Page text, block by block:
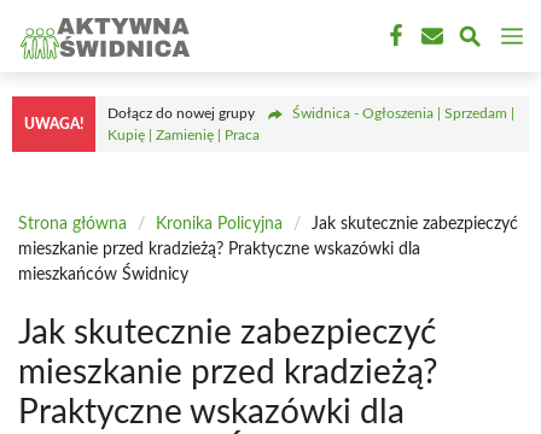
treści
UWAGA!
Dołącz do nowej grupy
Świdnica - Ogłoszenia | Sprzedam |
Kupię | Zamienię | Praca
Strona główna / Kronika Policyjna /
Jak skutecznie zabezpieczyć
mieszkanie przed kradzieżą? Praktyczne wskazówki dla
mieszkańców Świdnicy
Jak skutecznie zabezpieczyć
mieszkanie przed kradzieżą?
Praktyczne wskazówki dla